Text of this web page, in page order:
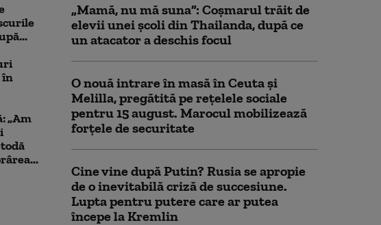
în
„Am
„Mamă, nu mă suna”: Coșmarul trăit de
elevii unei școli din Thailanda, după ce
un atacator a deschis focul
O nouă intrare în masă în Ceuta și
Melilla, pregătită pe rețelele sociale
pentru 15 august. Marocul mobilizează
forțele de securitate
Cine vine după Putin? Rusia se apropie
de o inevitabilă criză de succesiune.
Lupta pentru putere care ar putea
începe la Kremlin